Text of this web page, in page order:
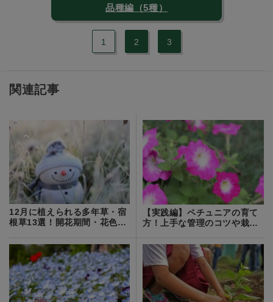
品種編（5種）
1 2 3
関連記事
12月に植えられる多年草・宿
根草13選！開花期間・花色・
【実践編】ペチュニアの育て
方！上手な管理のコツや栽培